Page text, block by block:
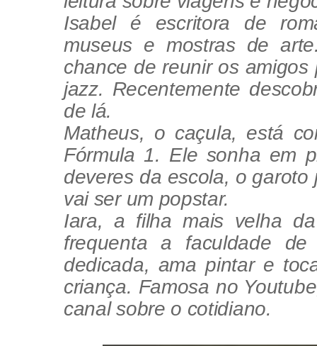
Isabel é escritora de
museus e mostras de
chance de reunir os
jazz. Recentemente
de lá.
Matheus, o caçula, está
Fórmula 1. Ele sonha em
deveres da escola, o
vai ser um popstar.
Iara, a filha mais velha
frequenta a faculdade
dedicada, ama pintar e
criança. Famosa no
canal sobre o cotidiano.